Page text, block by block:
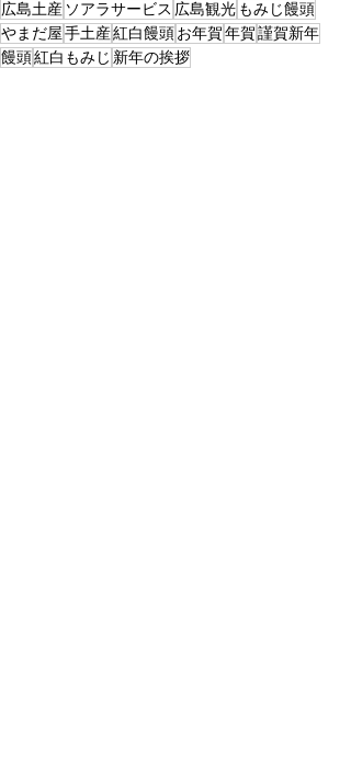
広島土産 ソアラサービス 広島観光 もみじ饅頭
やまだ屋手土産紅白饅頭お年賀年賀謹賀新年
饅頭紅白もみじ 新年の挨拶